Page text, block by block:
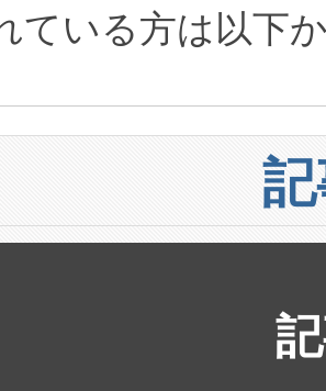
ている方は以下